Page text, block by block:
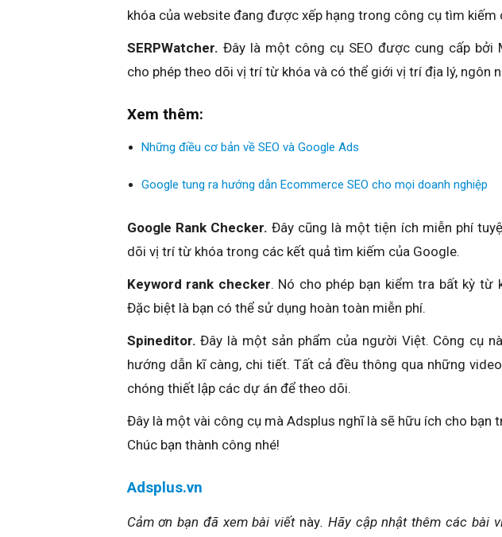
khóa của website đang được xếp hạng trong công cụ tìm kiếm
SERPWatcher. Đây là một công cụ SEO được cung cấp bởi
cho phép theo dõi vị trí từ khóa và có thể giới vị trí địa lý, ngôn
Xem thêm:
Những điều cơ bản về SEO và Google Ads
Google tung ra hướng dẫn Ecommerce SEO cho mọi doanh nghiệp
Google Rank Checker. Đây cũng là một tiện ích miễn phí
dõi vị trí từ khóa trong các kết quả tìm kiếm của Google.
Keyword rank checker. Nó cho phép bạn kiểm tra bất kỳ từ
Đặc biệt là bạn có thể sử dụng hoàn toàn miễn phí.
Spineditor. Đây là một sản phẩm của người Việt. Công cụ
hướng dẫn kĩ càng, chi tiết. Tất cả đều thông qua những
chóng thiết lập các dự án để theo dõi.
Đây là một vài công cụ mà Adsplus nghĩ là sẽ hữu ích cho bạn
Chúc bạn thành công nhé!
Adsplus.vn
Cảm ơn bạn đã xem bài viết này. Hãy cập nhật thêm các bài